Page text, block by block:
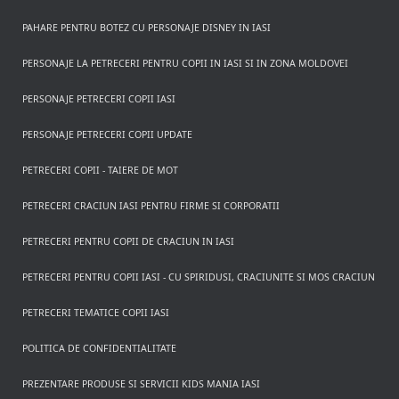
PAHARE PENTRU BOTEZ CU PERSONAJE DISNEY IN IASI
PERSONAJE LA PETRECERI PENTRU COPII IN IASI SI IN ZONA MOLDOVEI
PERSONAJE PETRECERI COPII IASI
PERSONAJE PETRECERI COPII UPDATE
PETRECERI COPII - TAIERE DE MOT
PETRECERI CRACIUN IASI PENTRU FIRME SI CORPORATII
PETRECERI PENTRU COPII DE CRACIUN IN IASI
PETRECERI PENTRU COPII IASI - CU SPIRIDUSI, CRACIUNITE SI MOS CRACIUN
PETRECERI TEMATICE COPII IASI
POLITICA DE CONFIDENTIALITATE
PREZENTARE PRODUSE SI SERVICII KIDS MANIA IASI